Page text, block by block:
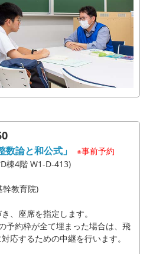
数論と和公式」
※事前予約
棟4階 W1-D-413)
幹教育院)
、座席を指定します。
予約枠が全て埋まった場合は、飛
応するための中継を行います。